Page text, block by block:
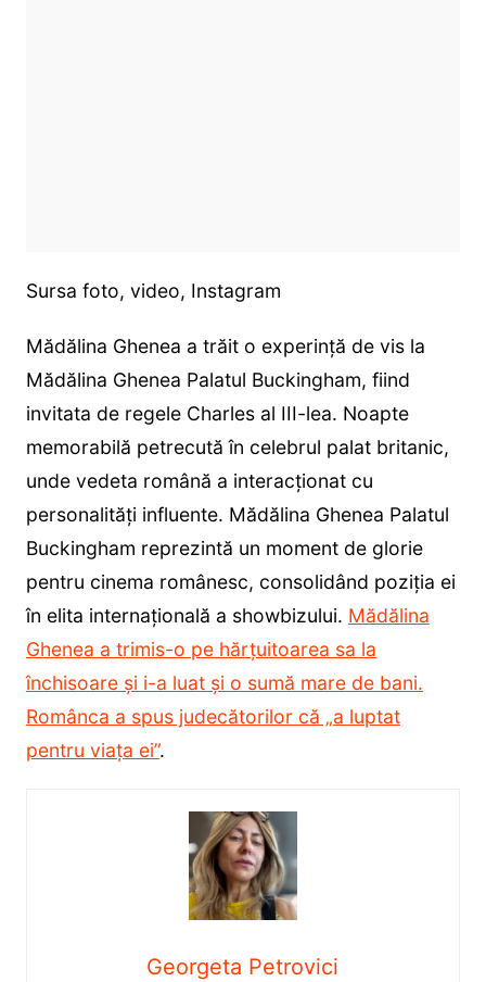
Sursa foto, video, Instagram
Mădălina Ghenea a trăit o experință de vis la
Mădălina Ghenea Palatul Buckingham, fiind
invitata de regele Charles al III-lea. Noapte
memorabilă petrecută în celebrul palat britanic,
unde vedeta română a interacționat cu
personalități influente. Mădălina Ghenea Palatul
Buckingham reprezintă un moment de glorie
pentru cinema românesc, consolidând poziția ei
în elita internațională a showbizului. Mădălina
Ghenea a trimis-o pe hărțuitoarea sa la
închisoare și i-a luat și o sumă mare de bani.
Românca a spus judecătorilor că „a luptat
pentru viața ei”.
Georgeta Petrovici